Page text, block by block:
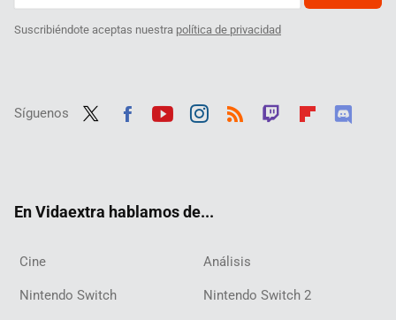
Suscribiéndote aceptas nuestra política de privacidad
Síguenos
En Vidaextra hablamos de...
Cine Análisis
Nintendo Switch Nintendo Switch 2